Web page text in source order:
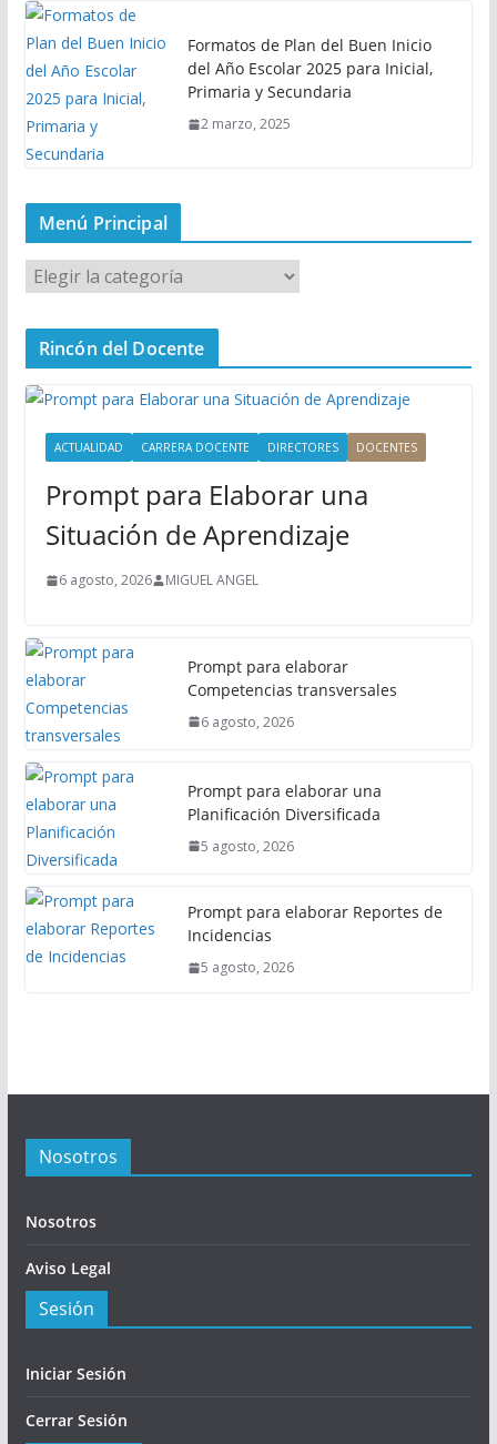
Formatos de Plan del Buen Inicio
del Año Escolar 2025 para Inicial,
Primaria y Secundaria
2 marzo, 2025
Menú Principal
M
e
n
P
Rincón del Docente
ACTUALIDAD CARRERA DOCENTE DIRECTORES DOCENTES
Prompt para Elaborar una
Situación de Aprendizaje
6 agosto, 2026 MIGUEL ANGEL
Prompt para elaborar
Competencias transversales
6 agosto, 2026
Prompt para elaborar una
Planificación Diversificada
5 agosto, 2026
Prompt para elaborar Reportes de
Incidencias
5 agosto, 2026
Nosotros
Nosotros
Aviso Legal
Sesión
Iniciar Sesión
Cerrar Sesión